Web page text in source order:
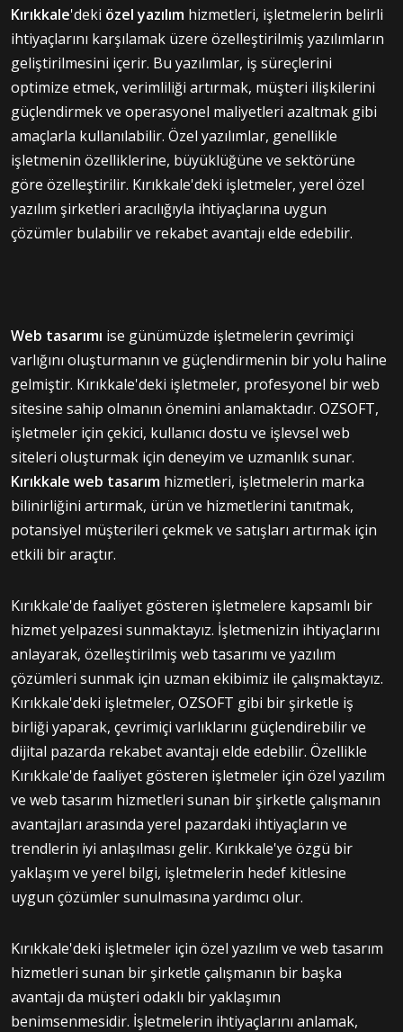
Kırıkkale'deki özel yazılım hizmetleri, işletmelerin belirli
ihtiyaçlarını karşılamak üzere özelleştirilmiş yazılımların
geliştirilmesini içerir. Bu yazılımlar, iş süreçlerini
optimize etmek, verimliliği artırmak, müşteri ilişkilerini
güçlendirmek ve operasyonel maliyetleri azaltmak gibi
amaçlarla kullanılabilir. Özel yazılımlar, genellikle
işletmenin özelliklerine, büyüklüğüne ve sektörüne
göre özelleştirilir. Kırıkkale'deki işletmeler, yerel özel
yazılım şirketleri aracılığıyla ihtiyaçlarına uygun
çözümler bulabilir ve rekabet avantajı elde edebilir.
Web tasarımı ise günümüzde işletmelerin çevrimiçi
varlığını oluşturmanın ve güçlendirmenin bir yolu haline
gelmiştir. Kırıkkale'deki işletmeler, profesyonel bir web
sitesine sahip olmanın önemini anlamaktadır. OZSOFT,
işletmeler için çekici, kullanıcı dostu ve işlevsel web
siteleri oluşturmak için deneyim ve uzmanlık sunar.
Kırıkkale web tasarım hizmetleri, işletmelerin marka
bilinirliğini artırmak, ürün ve hizmetlerini tanıtmak,
potansiyel müşterileri çekmek ve satışları artırmak için
etkili bir araçtır.
Kırıkkale'de faaliyet gösteren işletmelere kapsamlı bir
hizmet yelpazesi sunmaktayız. İşletmenizin ihtiyaçlarını
anlayarak, özelleştirilmiş web tasarımı ve yazılım
çözümleri sunmak için uzman ekibimiz ile çalışmaktayız.
Kırıkkale'deki işletmeler, OZSOFT gibi bir şirketle iş
birliği yaparak, çevrimiçi varlıklarını güçlendirebilir ve
dijital pazarda rekabet avantajı elde edebilir. Özellikle
Kırıkkale'de faaliyet gösteren işletmeler için özel yazılım
ve web tasarım hizmetleri sunan bir şirketle çalışmanın
avantajları arasında yerel pazardaki ihtiyaçların ve
trendlerin iyi anlaşılması gelir. Kırıkkale'ye özgü bir
yaklaşım ve yerel bilgi, işletmelerin hedef kitlesine
uygun çözümler sunulmasına yardımcı olur.
Kırıkkale'deki işletmeler için özel yazılım ve web tasarım
hizmetleri sunan bir şirketle çalışmanın bir başka
avantajı da müşteri odaklı bir yaklaşımın
benimsenmesidir. İşletmelerin ihtiyaçlarını anlamak,